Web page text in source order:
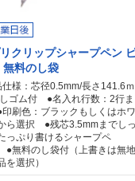
クリップシャープペン
無料のし袋
仕様：芯径0.5mm/長さ141.6ｍ
ゴム付 ●名入れ行数：2行ま
刷色：ブラックもしくはホワ
ら選択 ●残芯3.5mmまでし
っぷり書けるシャープペ
無料のし袋付（上書きは無地
を選択）